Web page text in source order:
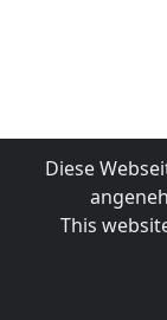
Diese
This